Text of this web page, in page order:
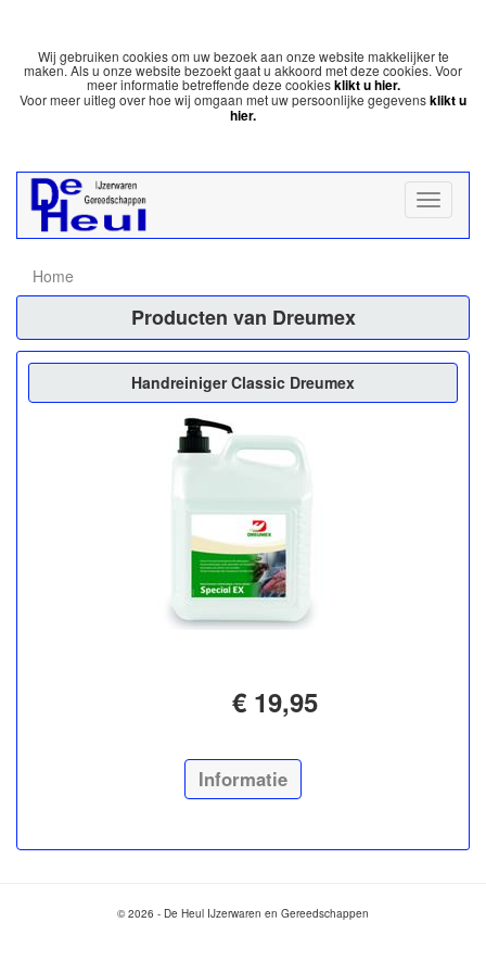
Wij gebruiken cookies om uw bezoek aan onze website makkelijker te
maken. Als u onze website bezoekt gaat u akkoord met deze cookies. Voor
meer informatie betreffende deze cookiesklikt u hier.
Voor meer uitleg over hoe wij omgaan met uw persoonlijke gegevensklikt u
hier.
Home
Producten van Dreumex
Handreiniger Classic Dreumex
€ 19,95
Informatie
© 2026 - De Heul IJzerwaren en Gereedschappen